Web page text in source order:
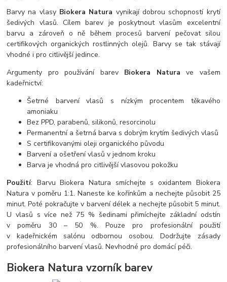
Barvy na vlasy Biokera Natura vynikají dobrou schopností krytí
šedivých vlasů. Cílem barev je poskytnout vlasům excelentní
barvu a zároveň o ně během procesů barvení pečovat silou
certifikových organických rostlinných olejů. Barvy se tak stávají
vhodné i pro citlivější jedince.
Argumenty pro používání barev Biokera Natura ve vašem
kadeřnictví:
Šetrné barvení vlasů s nízkým procentem těkavého
amoniaku
Bez PPD, parabenů, silikonů, resorcinolu
Permanentní a šetrná barva s dobrým krytím šedivých vlasů
S certifikovanými oleji organického původu
Barvení a ošetření vlasů v jednom kroku
Barva je vhodná pro citlivější vlasovou pokožku
Použití: Barvu Biokera Natura smíchejte s oxidantem Biokera
Natura v poměru 1:1. Naneste ke kořínkům a nechejte působit 25
minut. Poté pokračujte v barvení délek a nechejte působit 5 minut.
U vlasů s více než 75 % šedinami přimíchejte základní odstín
v poměru 30 – 50 %. Pouze pro profesionální použití
v kadeřnickém salónu odbornou osobou. Dodržujte zásady
profesionálního barvení vlasů. Nevhodné pro domácí péči.
Biokera Natura vzorník barev